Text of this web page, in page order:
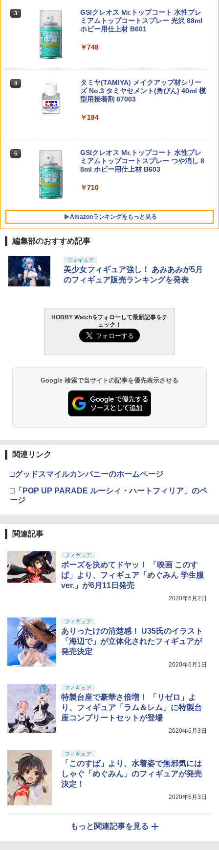
￥2,180
ザ☆チューンドカー 1/24 カーブティッ
￥2,429
【最大1,000円OFFクーポン11日1:59
￥3,080
￥8,250
￥8,250
￥8,380
3
【お得なまとめ書い】東京マルイ シリコ
ンメンテナンススプレー 70ml 2本セット
4
FCC/Pro&T Sig Sauer P250DCc 1/4 ミ
ニピストル キーチェーン
5
【P5倍以上！全商品！8/4 20:00から】
カネキャップ 害獣駆除 熊よけ 害獣脅し
鳥害対策 ビッグバン ピストル用 8連発
爆音 モデルガン 発火 銃 スターターピス
￥1,180
￥1,911
ゼント トイドローン ミニドローン 誕生
日 小型 高画質 高性能 空撮 練習機 室内
折りたたみ 人気 安定性
￥2,480
5
ジョーゼン 1/20 ダートマックス ボブキ
ャット NX 【JRVB120-RD】 ラジコンカ
ー
￥4,404
TAMASHII NATIONS S.H.フィギュアー
ツ ONE PIECE シャンクス -マリンフォ
製 塗装済み可動フィギュア
TAMASHII NATIONS S.H.フィギュアー
LL 草薙素子 約140mm PVC&ABS製 塗
ツ 呪術廻戦 伏黒甚爾 約155mm PVC&A
￥13,350
3
BANDAI SPIRITS(バンダイ スピリッツ)
HGAW 機動新世紀ガンダムX ガンダムエ
アマスター 1/144スケール 色分け済みプ
BANDAI SPIRITS(バンダイ スピリッツ)
HGUC 機動戦士ガンダム ザクI(黒い三連
モデル
BANDAI SPIRITS(バンダイ スピリッツ)
戦士ガンダム)
3
東京マルイ No.10 ハイキャパ5.1 10歳以
上 電動ブローバック フルオート
USP HG 18歳以上エアーHOPハンドガン
￥3,409
￥2,710
3
GSIクレオス Mr.トップコート 水性プレ
ミアムトップコートスプレー 光沢 88ml
ホビー用仕上材 B601
￥748
4
タミヤ(TAMIYA) メイクアップ材シリー
ズ No.3 タミヤセメント(角びん) 40ml 模
型用接着剤 87003
￥184
5
GSIクレオス Mr.トップコート 水性プレ
ミアムトップコートスプレー つや消し 8
8ml ホビー用仕上材 B603
￥710
Amazonランキングをもっと見る
編集部のおすすめ記事
フィギュア
美少女フィギュア強し！ あみあみが5月
のフィギュア販売ランキングを発表
HOBBY Watchをフォローして最新記事をチ
ェック！
Google 検索で当サイトの記事を優先表示させる
関連リンク
□グッドスマイルカンパニーのホームページ
□「POP UP PARADE ルーシィ・ハートフィリア」のペ
ージ
関連記事
フィギュア
ポーズを決めてドヤッ！ 「映画 このす
ば」より、フィギュア「めぐみん 学生服
ver.」が6月11日発売
2020年6月2日
フィギュア
ありったけの清楚感！ U35氏のイラスト
「海辺で」が立体化されたフィギュアが
発売決定
2020年6月1日
フィギュア
特製台座で豪華さ倍増！ 「リゼロ」よ
り、フィギュア「ラム＆レム」に特製台
座コンプリートセットが登場
2020年6月3日
フィギュア
「このすば」より、水着姿で無邪気には
しゃぐ「めぐみん」のフィギュアが発売
決定！
2020年6月3日
もっと関連記事を見る